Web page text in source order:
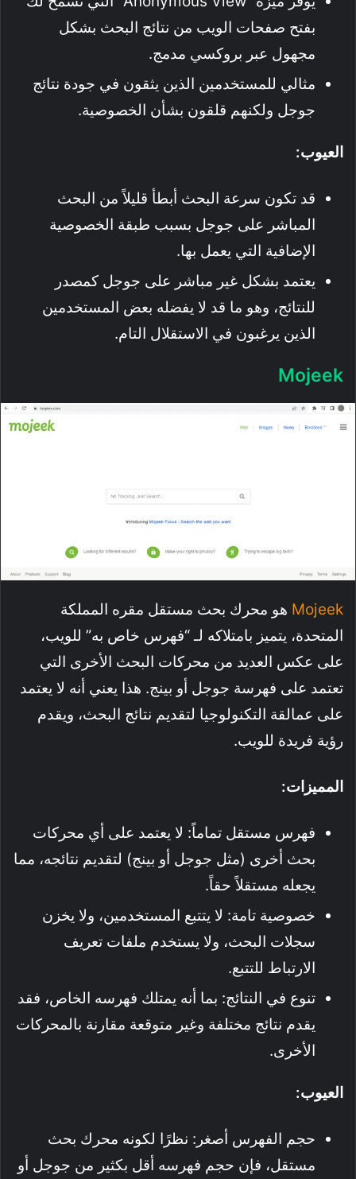
بفتح صفحات الويب من نتائج البحث بشكل
مجهول عبر بروكسي مدمج.
مثالي للمستخدمين الذين يثقون في جودة نتائج
جوجل ولكنهم قلقون بشأن الخصوصية.
العيوب:
قد تكون سرعة البحث أبطأ قليلاً من البحث
المباشر على جوجل بسبب طبقة الخصوصية
الإضافية التي يعمل بها.
يعتمد بشكل غير مباشر على جوجل كمصدر
للنتائج، وهو ما قد لا يفضله بعض المستخدمين
الذين يرغبون في الاستقلال التام.
Mojeek
Mojeek هو محرك بحث مستقل مقره المملكة
المتحدة، يتميز بامتلاكه لـ “فهرس خاص به” للويب،
على عكس العديد من محركات البحث الأخرى التي
تعتمد على فهرسة جوجل أو بينج. هذا يعني أنه لا يعتمد
على عمالقة التكنولوجيا لتقديم نتائج البحث، ويقدم
رؤية فريدة للويب.
المميزات:
فهرس مستقل تماماً: لا يعتمد على أي محركات
بحث أخرى (مثل جوجل أو بينج) لتقديم نتائجه، مما
يجعله مستقلاً حقاً.
خصوصية تامة: لا يتتبع المستخدمين، ولا يخزن
سجلات البحث، ولا يستخدم ملفات تعريف
الارتباط للتتبع.
تنوع في النتائج: بما أنه يمتلك فهرسه الخاص، فقد
يقدم نتائج مختلفة وغير متوقعة مقارنة بالمحركات
الأخرى.
العيوب:
حجم الفهرس أصغر: نظرًا لكونه محرك بحث
مستقل، فإن حجم فهرسه أقل بكثير من جوجل أو